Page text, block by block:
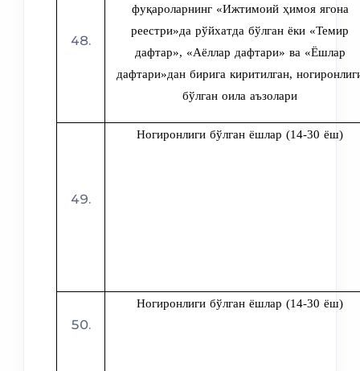
фуқароларнинг «Ижтимоий ҳимоя ягона
реестри»да рўйхатда бўлган ёки «Темир
дафтар», «Аёллар дафтари» ва «Ёшлар
дафтари»дан бирига киритилган,
бўлган оила аъзолари
Ногиронлиги бўлган ёшлар (14-30 ёш)
Ногиронлиги бўлган ёшлар (14-30 ёш)